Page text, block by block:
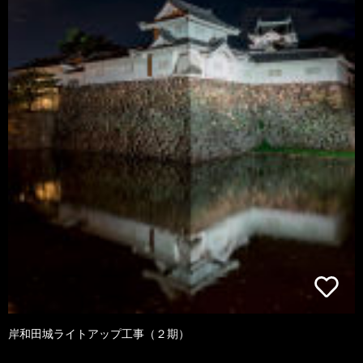
岸和田城ライトアップ工事（２期）